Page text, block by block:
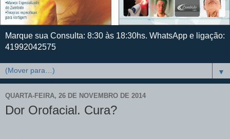
Marque sua Consulta: 8:30 às 18:30hs. WhatsApp e ligação:
41992042575
▼
QUARTA-FEIRA, 26 DE NOVEMBRO DE 2014
Dor Orofacial. Cura?